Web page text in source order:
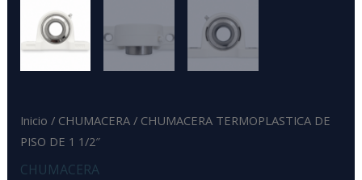
Inicio / CHUMACERA/ CHUMACERA TERMOPLASTICA DE
PISO DE 1 1/2″
CHUMACERA